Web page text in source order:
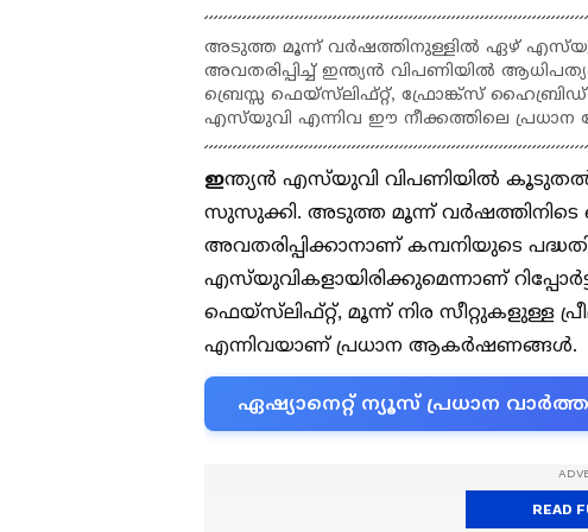
അടുത്ത മൂന്ന് വർഷത്തിനുള്ളിൽ ഏഴ്
അവതരിപ്പിച്ച് ഇന്ത്യൻ വിപണിയിൽ
ബ്രെസ്സ ഫെയ്‌സ്‌ലിഫ്റ്റ്, ഫ്രോങ്ക്സ്
എസ്‌യുവി എന്നിവ ഈ നീക്കത്തിലെ
ഇന്ത്യൻ എസ്‌യുവി വിപണിയിൽ
സുസുക്കി. അടുത്ത മൂന്ന്
അവതരിപ്പിക്കാനാണ് കമ്പനിയുടെ
എസ്‌യുവികളായിരിക്കുമെന്നാണ്
ഫെയ്‌സ്‌ലിഫ്റ്റ്, മൂന്ന് നിര
എന്നിവയാണ് പ്രധാന ആകർഷണങ്ങൾ.
ഏഷ്യാനെറ്റ് ന്യൂസ് പ്രധാന
READ